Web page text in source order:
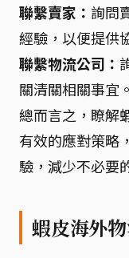
聯繫賣家： 詢問
經驗，以便提供
聯繫物流公司：
關清關相關事宜。
總而言之，瞭解
有效的應對策略
驗，減少不必要
蝦皮海外